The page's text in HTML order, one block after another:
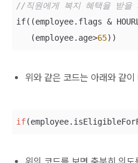
//직원에게 복지 혜택을 받을
if((employee.flags &
   (employee.age>
65))
위와 같은 코드는 아래와 같이
if